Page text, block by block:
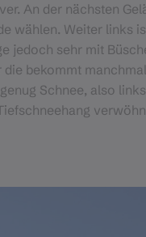
An der nächsten
wählen. Weiter links
jedoch sehr mit
bekommt
Schnee, also